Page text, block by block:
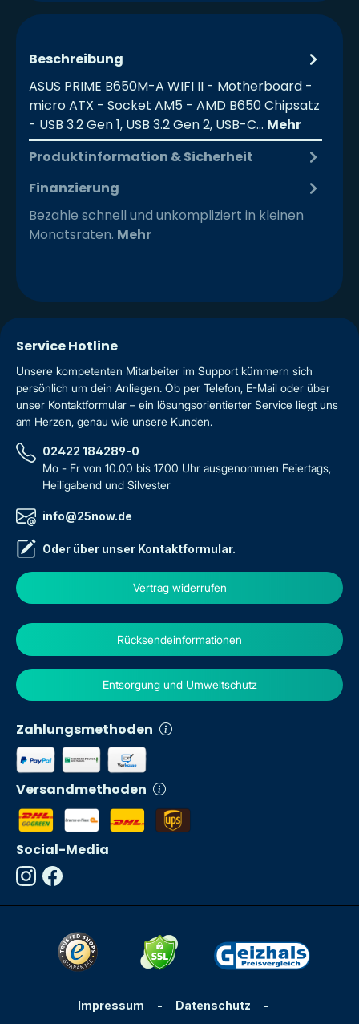
Beschreibung
ASUS PRIME B650M-A WIFI II - Motherboard -
micro ATX - Socket AM5 - AMD B650 Chipsatz
- USB 3.2 Gen 1, USB 3.2 Gen 2, USB-C… Mehr
Produktinformation & Sicherheit
Finanzierung
Bezahle schnell und unkompliziert in kleinen
Monatsraten. Mehr
Service Hotline
Unsere kompetenten Mitarbeiter im Support kümmern sich
persönlich um dein Anliegen. Ob per Telefon, E-Mail oder über
unser Kontaktformular – ein lösungsorientierter Service liegt uns
am Herzen, genau wie unsere Kunden.
02422 184289-0
Mo - Fr von 10.00 bis 17.00 Uhr ausgenommen Feiertags,
Heiligabend und Silvester
info@25now.de
Oder über unser Kontaktformular.
Vertrag widerrufen
Zahlungsmethoden
Versandmethoden
Rücksendeinformationen
Entsorgung und Umweltschutz
Social-Media
Impressum - Datenschutz
-